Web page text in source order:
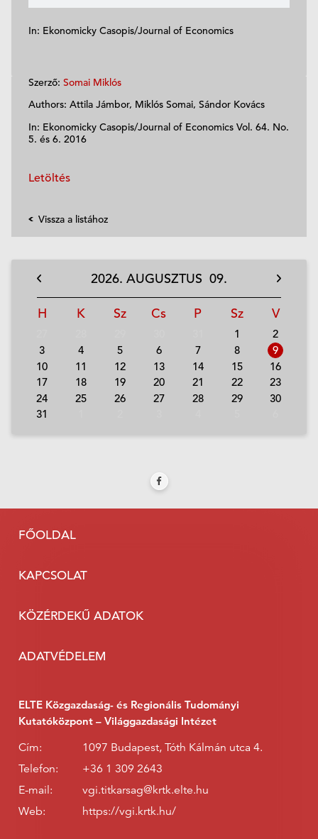
In: Ekonomicky Casopis/Journal of Economics
Szerző: Somai Miklós
Authors: Attila Jámbor, Miklós Somai, Sándor Kovács
In: Ekonomicky Casopis/Journal of Economics Vol. 64. No.
5. és 6. 2016
Letöltés
Vissza a listához
2026. AUGUSZTUS 09.
H K Sz Cs P Sz V
1
2
3
4 5 6 7 8
9
10
11 12 13 14 15
16
17
18 19 20 21 22
23
24
25 26 27 28 29
30
31
FŐOLDAL
KAPCSOLAT
KÖZÉRDEKŰ ADATOK
ADATVÉDELEM
ELTE Közgazdaság- és Regionális Tudományi
Kutatóközpont – Világgazdasági Intézet
Cím:
1097 Budapest, Tóth Kálmán utca 4.
Telefon:
+36 1 309 2643
E-mail:
vgi.titkarsag@krtk.elte.hu
Web:
https://vgi.krtk.hu/